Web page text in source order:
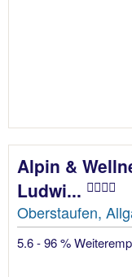
Alpin &
Ludwi...
Oberstaufen,
5.6 - 96 %